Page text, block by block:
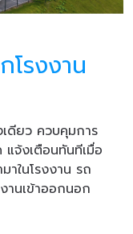
โรงงาน
ดียว ควบคุมการ
จ้งเตือนทันทีเมื่อ
าในโรงงาน รถ
นเข้าออกนอก